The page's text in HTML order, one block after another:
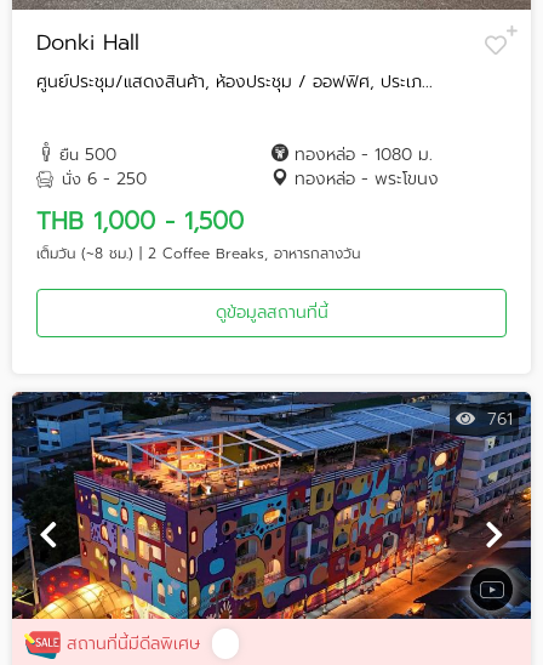
Donki Hall
ศูนย์ประชุม/แสดงสินค้า, ห้องประชุม / ออฟฟิศ, ประเภ...
ยืน 500
นั่ง 6 - 250
ทองหล่อ - 1080 ม.
ทองหล่อ - พระโขนง
THB 1,000 - 1,500
เต็มวัน (~8 ชม.) | 2 Coffee Breaks, อาหารกลางวัน
ดูข้อมูลสถานที่นี้
761
สถานที่นี้มีดีลพิเศษ